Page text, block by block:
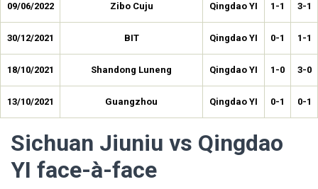
09/06/2022 Zibo Cuju Qingdao YI 1-1 3-1
30/12/2021 BIT Qingdao YI 0-1 1-1
18/10/2021 Shandong Luneng Qingdao YI 1-0 3-0
13/10/2021 Guangzhou Qingdao YI 0-1 0-1
Sichuan Jiuniu vs Qingdao
YI face-à-face